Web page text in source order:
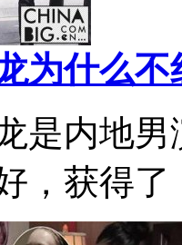
为什么
是内地
，获得了